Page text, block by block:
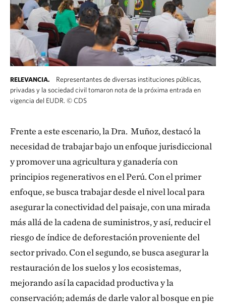
RELEVANCIA.
Representantes de diversas instituciones públicas,
privadas y la sociedad civil tomaron nota de la próxima entrada en
vigencia del EUDR. ©CDS
Frente a este escenario, la Dra. Muñoz, destacó la
necesidad de trabajar bajo un enfoque jurisdiccional
y promover una agricultura y ganadería con
principios regenerativos en el Perú. Con el primer
enfoque, se busca trabajar desde el nivel local para
asegurar la conectividad del paisaje, con una mirada
más allá de la cadena de suministros, y así, reducir el
riesgo de índice de deforestación proveniente del
sector privado. Con el segundo, se busca asegurar la
restauración de los suelos y los ecosistemas,
mejorando así la capacidad productiva y la
conservación; además de darle valor al bosque en pie